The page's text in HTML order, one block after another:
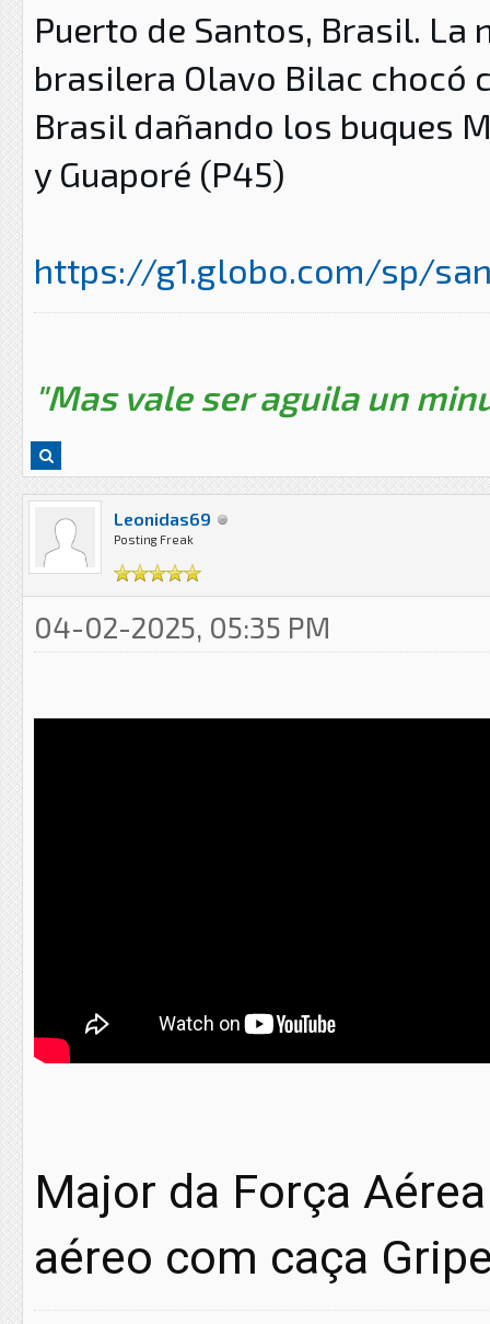
Puerto de Santos, Brasil.
brasilera Olavo Bilac chocó
Brasil dañando los buques
y Guaporé (P45)
https://g1.globo.com/sp/
"Mas vale ser aguila un
Leonidas69
Posting Freak
04-02-2025, 05:35 PM
Major da Força
aéreo com caça